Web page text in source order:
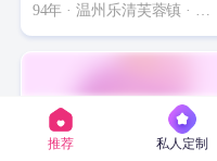
94年 · 温州乐清芙蓉镇 · 中专以下 · 部门经理
推荐 私人定制